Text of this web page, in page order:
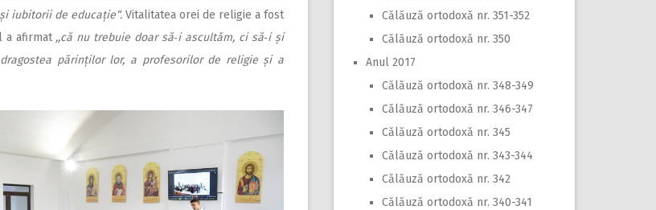
iubitorii de educație“.Vitalitatea orei de religie a fost
a afirmat ,,că nu trebuie doar să‑i ascultăm, ci să‑i și
părinților lor, a profesorilor de religie și a
Călăuză ortodoxă nr. 351-352
Călăuză ortodoxă nr. 350
Anul 2017
Călăuză ortodoxă nr. 348-349
Călăuză ortodoxă nr. 346-347
Călăuză ortodoxă nr. 345
Călăuză ortodoxă nr. 343-344
Călăuză ortodoxă nr. 342
Călăuză ortodoxă nr. 340-341